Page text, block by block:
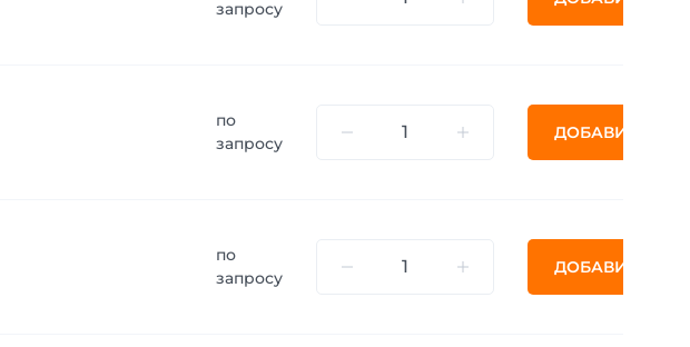
запросу
по
запросу
ДОБАВИТЬ
по
запросу
ДОБАВИТЬ